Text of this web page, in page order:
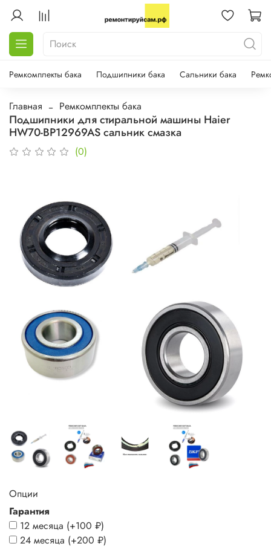
Ремкомплекты бака Подшипники бака Сальники бака
Главная Ремкомплекты бака
Подшипники для стиральной машины Haier
HW70-BP12969AS сальник смазка
(0)
Опции
Гарантия
12 месяца (+100 ₽)
24 месяца (+200 ₽)